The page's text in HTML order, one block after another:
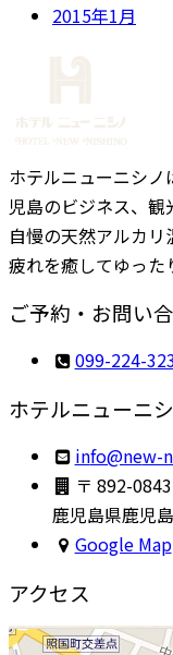
2015年1月
ホテルニューニシ
児島のビジネス、
自慢の天然アルカ
疲れを癒してゆった
ご予約・お問い
099-224-
ホテルニューニ
en@of
ni
〒 892-0843
鹿児島県鹿児
Google Map
アクセス